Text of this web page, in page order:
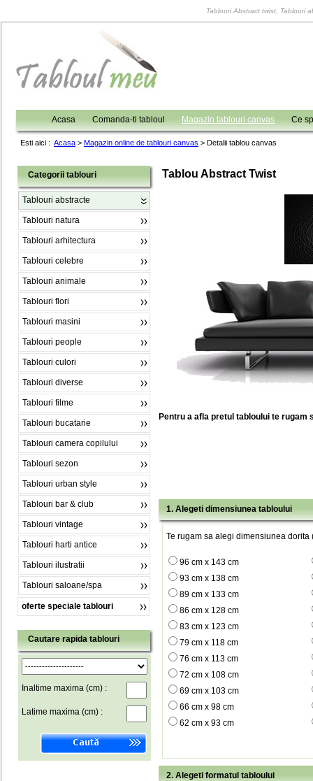
Tablouri Abstract twist, Tablouri
Acasa Comanda-ti tabloul Magazin tablouri canvas Ce
Esti aici : Acasa > Magazin online de tablouri canvas > Detalii tablou canvas
Categorii tablouri
Tablouri abstracte
Tablouri natura
Tablouri arhitectura
Tablouri celebre
Tablouri animale
Tablouri flori
Tablouri masini
Tablouri people
Tablouri culori
Tablouri diverse
Tablouri filme
Tablouri bucatarie
Tablouri camera copilului
Tablouri sezon
Tablouri urban style
Tablouri bar & club
Tablouri vintage
Tablouri harti antice
Tablouri ilustratii
Tablouri saloane/spa
oferte speciale tablouri
Cautare rapida tablouri
Inaltime maxima (cm) :
Latime maxima (cm) :
Tablou Abstract Twist
Pentru a afla pretul tabloului te rugam
1. Alegeti dimensiunea tabloului
Te rugam sa alegi dimensiunea dorita
96 cm x 143 cm
93 cm x 138 cm
89 cm x 133 cm
86 cm x 128 cm
83 cm x 123 cm
79 cm x 118 cm
76 cm x 113 cm
72 cm x 108 cm
69 cm x 103 cm
66 cm x 98 cm
62 cm x 93 cm
2. Alegeti formatul tabloului